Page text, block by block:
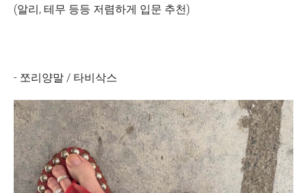
(알리, 테무 등등 저렴하게 입문 추천)
- 쪼리양말 / 타비삭스